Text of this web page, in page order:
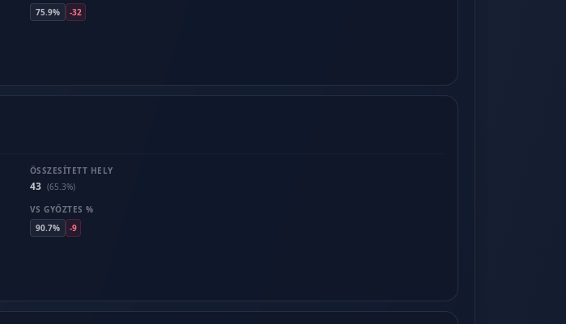
75.9%
-32
ÖSSZESÍTETT HELY
43 (65.3%)
VS GYŐZTES %
90.7%
-9